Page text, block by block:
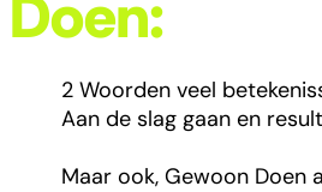
Doen:
2 Woorden veel
Aan de slag gaan en
Maar ook, Gewoon Doen